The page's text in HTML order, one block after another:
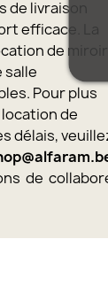
de livraison
efficace. La
de
salle
Pour plus
de
délais,
de